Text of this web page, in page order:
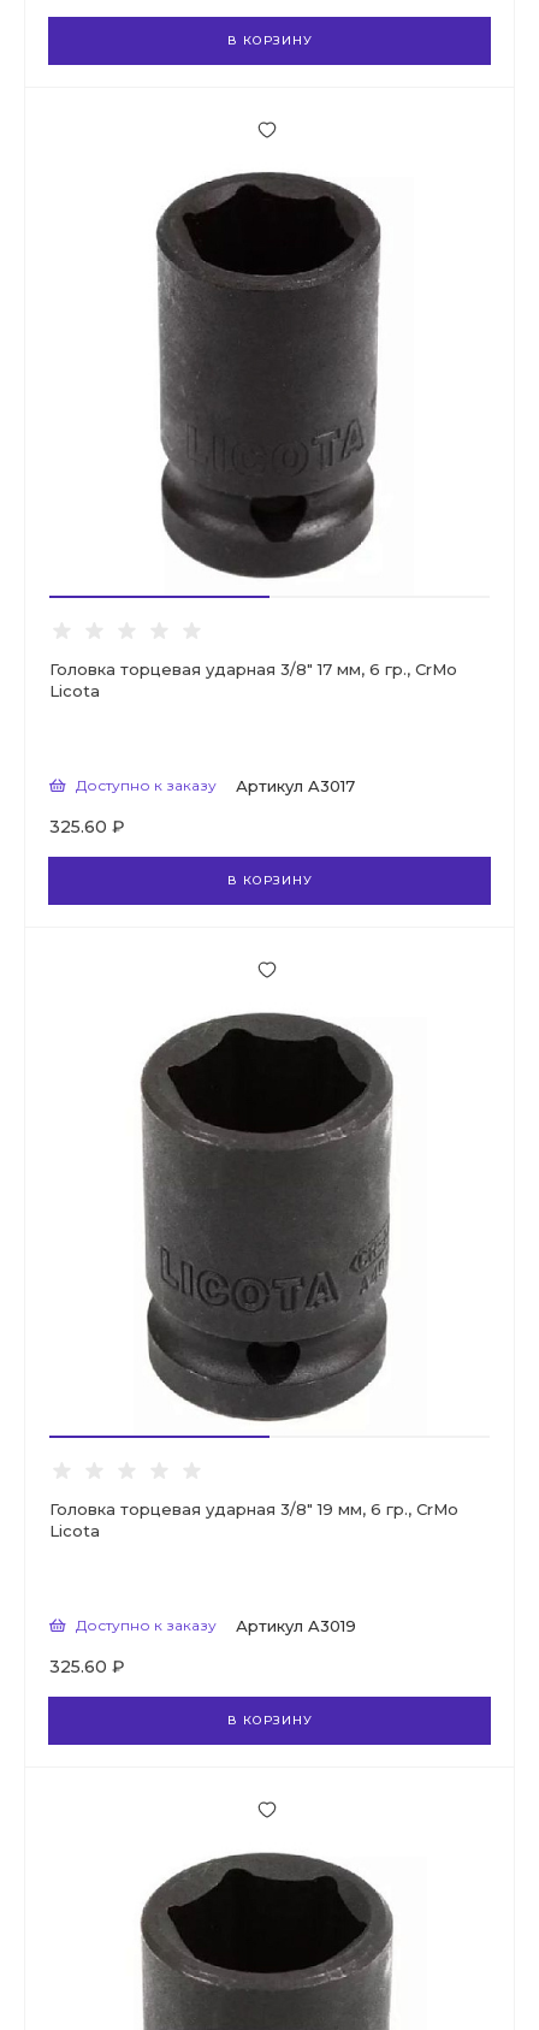
В КОРЗИНУ
Головка торцевая ударная 3/8" 17 мм, 6 гр., CrMo
Licota
Доступно к заказу Артикул A3017
325.60 ₽
В КОРЗИНУ
Головка торцевая ударная 3/8" 19 мм, 6 гр., CrMo
Licota
Доступно к заказу Артикул A3019
325.60 ₽
В КОРЗИНУ